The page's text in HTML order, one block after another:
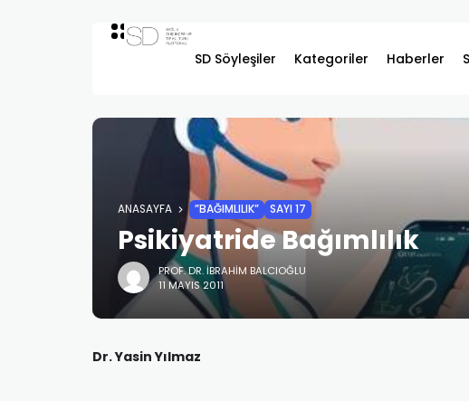
SD Söyleşiler Kategoriler Haberler
ANASAYFA ”BAĞIMLILIK” SAYI 17
Psikiyatride Bağımlılık
PROF. DR. İBRAHIM BALCIOĞLU
11 MAYIS 2011
Dr. Yasin Yılmaz